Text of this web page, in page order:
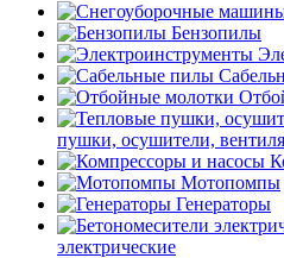
Бензопилы
пушки, осушители,
Мотопомпы
Генераторы
электрические